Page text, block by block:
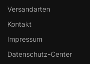
Versandarten
Kontakt
Impressum
Datenschutz-Center